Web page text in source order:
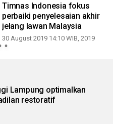
Timnas Indonesia fokus
perbaiki penyelesaian akhir
jelang lawan Malaysia
30 August 2019 14:10 WIB, 2019
Lampung optimalkan
restoratif